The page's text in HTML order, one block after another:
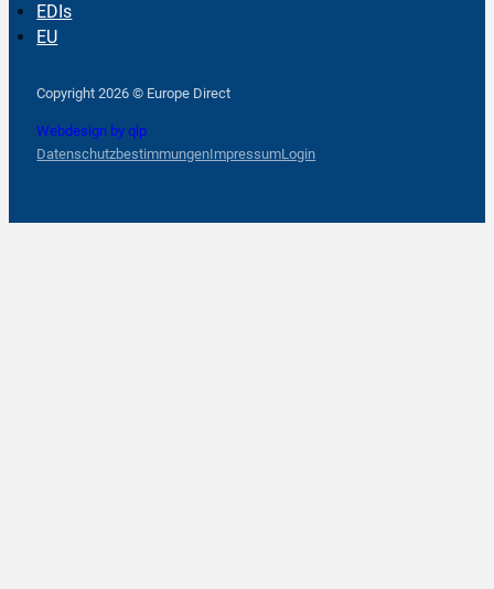
EDIs
EU
Copyright 2026 © Europe Direct
Webdesign by qlp
DatenschutzbestimmungenImpressumLogin